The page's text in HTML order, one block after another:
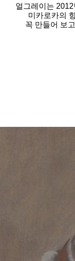
얼그레이는
미카로카의
꼭 만들어 보